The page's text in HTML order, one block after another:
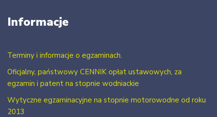
Informacje
Terminy i informacje o egzaminach.
Oficjalny, państwowy CENNIK opłat ustawowych, za
egzamin i patent na stopnie wodniackie
Wytyczne egzaminacyjne na stopnie motorowodne od roku
2013